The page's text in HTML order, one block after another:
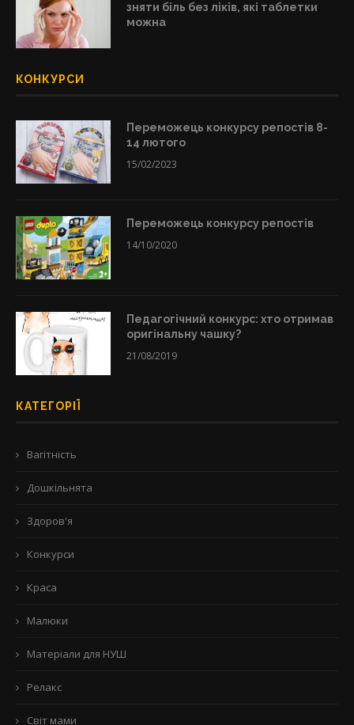
зняти біль без ліків, які таблетки
можна
КОНКУРСИ
Переможець конкурсу репостів 8-
14 лютого
15/02/2023
Переможець конкурсу репостів
14/10/2020
Педагогічний конкурс: хто отримав
оригінальну чашку?
21/08/2019
КАТЕГОРІЇ
Вагітність
Дошкільнята
Здоров'я
Конкурси
Краса
Малюки
Матеріали для НУШ
Релакс
Світ мами